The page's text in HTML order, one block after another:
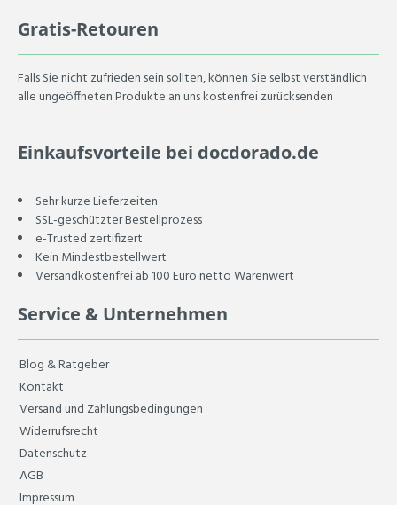
Gratis-Retouren
Falls Sie nicht zufrieden sein sollten, können Sie selbst verständlich
alle ungeöffneten Produkte an uns kostenfrei zurücksenden
Einkaufsvorteile bei docdorado.de
Sehr kurze Lieferzeiten
SSL-geschützter Bestellprozess
e-Trusted zertifizert
Kein Mindestbestellwert
Versandkostenfrei ab 100 Euro netto Warenwert
Service & Unternehmen
Blog & Ratgeber
Kontakt
Versand und Zahlungsbedingungen
Widerrufsrecht
Datenschutz
AGB
Impressum